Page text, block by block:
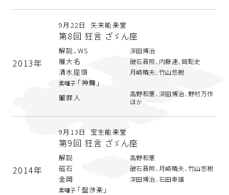
2013年
9月22日 矢来能楽堂
第8回 狂言 ざゞん座
解説、WS 深田博治
雁大名 破石晋照、内藤連、岡聡史
清水座頭 月崎晴夫、竹山悠樹
素囃子 「神舞」
鬮罪人
高野和憲、深田博治、野村万作
ほか
2014年
9月13日 宝生能楽堂
第9回 狂言 ざゞん座
解説 高野和憲
磁石 破石晋照、月崎晴夫、竹山悠樹
金岡 深田博治、石田幸雄
素囃子 「盤渉楽」